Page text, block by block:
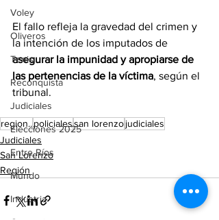
Voley
Oliveros
Tenis
Reconquista
Judiciales
Elecciones 2025
Entre Ríos
Mundo
Industria
El fallo refleja la gravedad del crimen y
la intención de los imputados de
asegurar la impunidad y apropiarse de
las pertenencias de la víctima, según el
tribunal.
region.. policialessan lorenzojudiciales
Judiciales
San Lorenzo
Región